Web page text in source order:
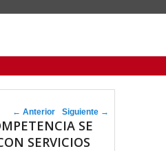
Navegador de artículos
← Anterior Siguiente →
SE
SERVICIOS